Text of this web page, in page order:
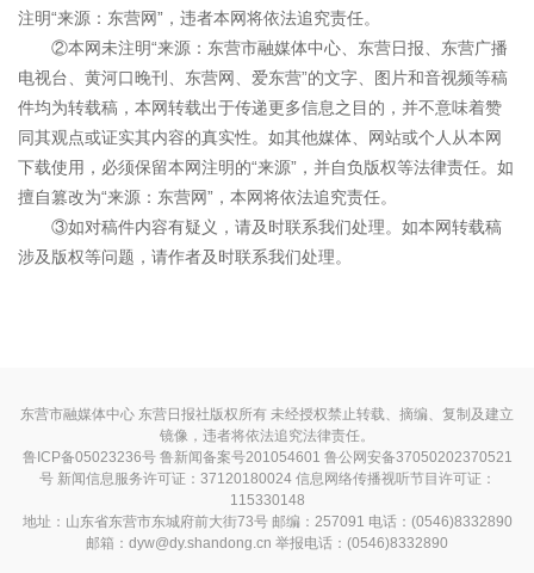
注明“来源：东营网”，违者本网将依法追究责任。
②本网未注明“来源：东营市融媒体中心、东营日报、东营广播
电视台、黄河口晚刊、东营网、爱东营”的文字、图片和音视频等稿
件均为转载稿，本网转载出于传递更多信息之目的，并不意味着赞
同其观点或证实其内容的真实性。如其他媒体、网站或个人从本网
下载使用，必须保留本网注明的“来源”，并自负版权等法律责任。如
擅自篡改为“来源：东营网”，本网将依法追究责任。
③如对稿件内容有疑义，请及时联系我们处理。如本网转载稿
涉及版权等问题，请作者及时联系我们处理。
东营市融媒体中心 东营日报社版权所有 未经授权禁止转载、摘编、复制及建立
镜像，违者将依法追究法律责任。
鲁ICP备05023236号鲁新闻备案号201054601 鲁公网安备37050202370521
号 新闻信息服务许可证：37120180024信息网络传播视听节目许可证：
115330148
地址：山东省东营市东城府前大街73号 邮编：257091 电话：(0546)8332890
邮箱：dyw@dy.shandong.cn 举报电话：(0546)8332890